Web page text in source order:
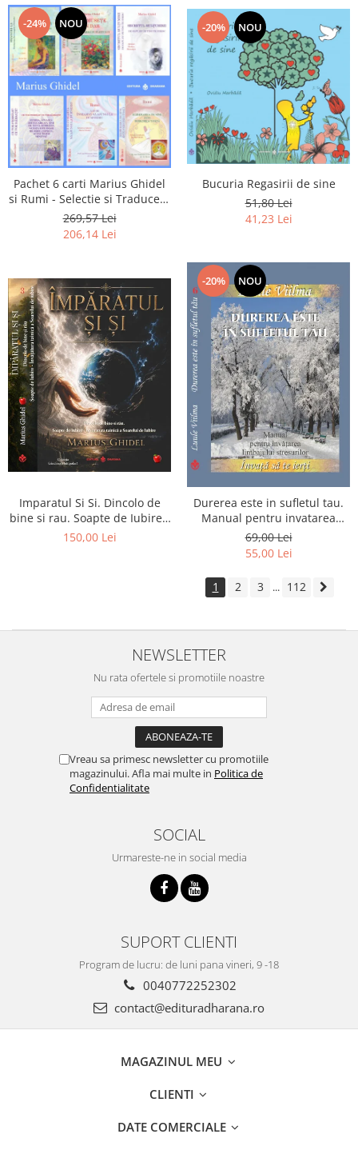
-24% NOU
Pachet 6 carti Marius Ghidel
si Rumi - Selectie si Traducere
de Marius Ghidel
269,57 Lei
206,14 Lei
-20% NOU
Bucuria Regasirii de sine
51,80 Lei
41,23 Lei
Imparatul Si Si. Dincolo de
bine si rau. Soapte de Iubire -
Invatatura tainica a Soarelui
150,00 Lei
-20% NOU
Durerea este in sufletul tau.
Manual pentru invatarea
limbajului stresurilor Seria
Invata sa te Ierti Luule Viilma
69,00 Lei
55,00 Lei
1 2 3 ... 112
NEWSLETTER
Nu rata ofertele si promotiile noastre
Vreau sa primesc newsletter cu promotiile
magazinului. Afla mai multe in Politica de
Confidentialitate
SOCIAL
Urmareste-ne in social media
SUPORT CLIENTI
Program de lucru: de luni pana vineri, 9 -18
0040772252302
contact@edituradharana.ro
MAGAZINUL MEU
CLIENTI
DATE COMERCIALE